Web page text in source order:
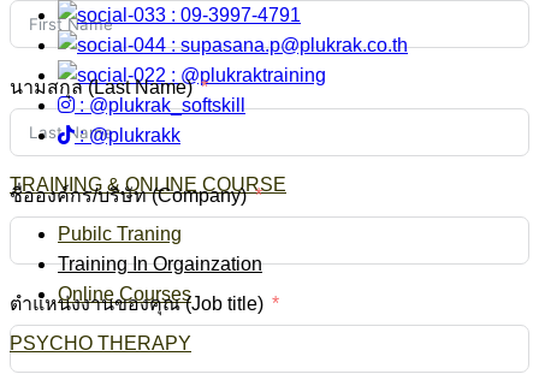
นามสกุล (Last Name)
ชื่อองค์กร/บริษัท (Company)
ตำแหน่งงานของคุณ (Job title)
: 09-3997-4791
:supasana.p@plukrak.co.th
: @plukraktraining
: @plukrak_softskill
: @plukrakk
TRAINING & ONLINE COURSE
Pubilc Traning
Training In Orgainzation
Online Courses
PSYCHO THERAPY